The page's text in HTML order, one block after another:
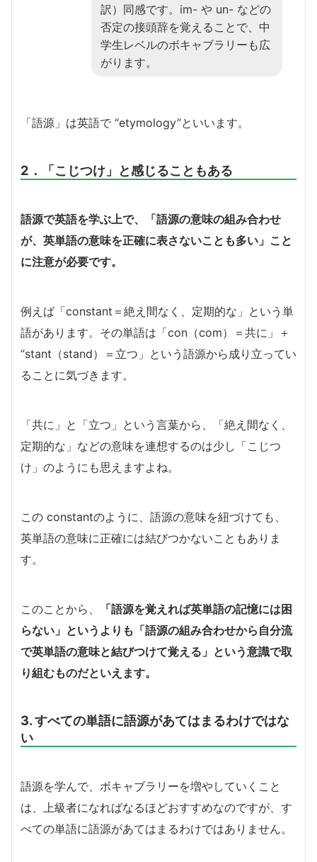
訳）同感です。im- や un- などの
否定の接頭辞を覚えることで、中
学生レベルのボキャブラリーも広
がります。
「語源」は英語で “etymology”といいます。
2．「こじつけ」と感じることもある
語源で英語を学ぶ上で、「語源の意味の組み合わせ
が、英単語の意味を正確に表さないことも多い」こと
に注意が必要です。
例えば「constant＝絶え間なく、定期的な」という単
語があります。その単語は「con（com）＝共に」＋
“stant（stand）＝立つ」という語源から成り立ってい
ることに気づきます。
「共に」と「立つ」という言葉から、「絶え間なく、
定期的な」などの意味を連想するのは少し「こじつ
け」のようにも思えますよね。
この constantのように、語源の意味を紐づけても、
英単語の意味に正確には結びつかないこともありま
す。
このことから、
「語源を覚えれば英単語の記憶には困
らない」というよりも「語源の組み合わせから自分流
で英単語の意味と結びつけて覚える」という意識で取
り組むものだといえます。
3. すべての単語に語源があてはまるわけではな
い
語源を学んで、ボキャブラリーを増やしていくこと
は、上級者になればなるほどおすすめなのですが、す
べての単語に語源があてはまるわけではありません。